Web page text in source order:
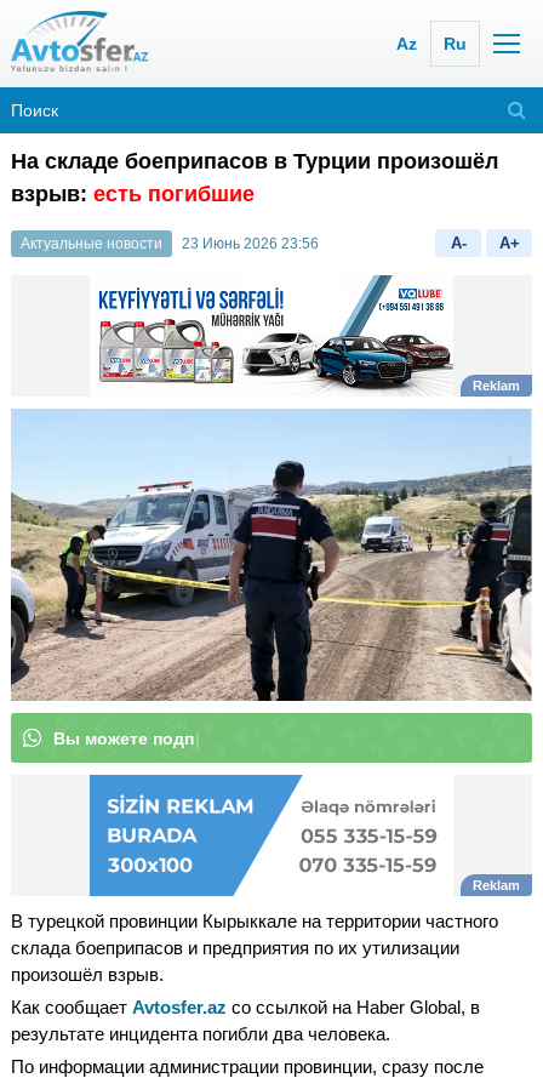
Az Ru
На складе боеприпасов в Турции произошёл
взрыв: есть погибшие
Актуальные новости 23 Июнь 2026 23:56 A- A+
Вы м|
В турецкой провинции Кырыккале на территории частного
склада боеприпасов и предприятия по их утилизации
произошёл взрыв.
Как сообщает Avtosfer.az со ссылкой на Haber Global, в
результате инцидента погибли два человека.
По информации администрации провинции, сразу после